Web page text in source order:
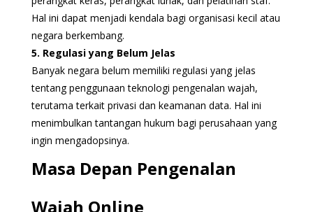
Hal ini dapat menjadi kendala bagi organisasi kecil atau
negara berkembang.
5. Regulasi yang Belum Jelas
Banyak negara belum memiliki regulasi yang jelas
tentang penggunaan teknologi pengenalan wajah,
terutama terkait privasi dan keamanan data. Hal ini
menimbulkan tantangan hukum bagi perusahaan yang
ingin mengadopsinya.
Masa Depan Pengenalan
Wajah Online